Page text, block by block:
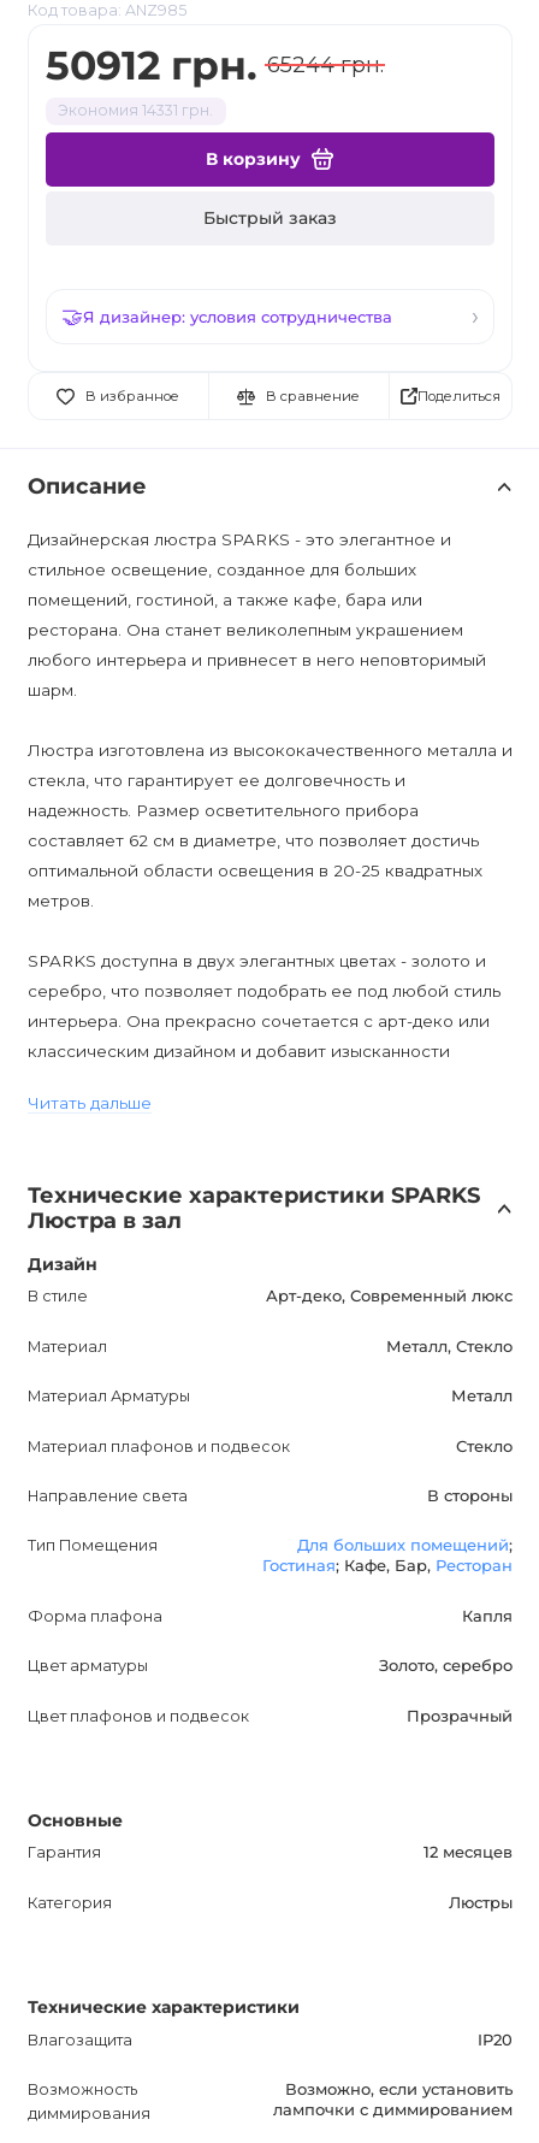
Код товара: ANZ985
50912 грн. 65244 грн.
Экономия 14331 грн.
В корзину
Быстрый заказ
Я дизайнер: условия сотрудничества
В избранное В сравнение Поделиться
Описание
Дизайнерская люстра SPARKS - это элегантное и
стильное освещение, созданное для больших
помещений, гостиной, а также кафе, бара или
ресторана. Она станет великолепным украшением
любого интерьера и привнесет в него неповторимый
шарм.
Люстра изготовлена из высококачественного металла и
стекла, что гарантирует ее долговечность и
надежность. Размер осветительного прибора
составляет 62 см в диаметре, что позволяет достичь
оптимальной области освещения в 20-25 квадратных
метров.
SPARKS доступна в двух элегантных цветах - золото и
серебро, что позволяет подобрать ее под любой стиль
интерьера. Она прекрасно сочетается с арт-деко или
классическим дизайном и добавит изысканности
Благодаря этой функции можно легко регулировать
яркость света и создавать идеальную атмосферу в
помещении.
обеспечивает надежную влагозащиту и подходит для
установку 12 ламп с цоколем G9, которые не включены в
комплект.
Купить люстру SPARKS можно только в интернет-
по всей Украине, гарантию на товар и самые лучшие
ваш интерьер, создаст уникальную атмосферу и
привлекательнее.
Читать дальше
Технические характеристики SPARKS
Люстра в зал
Дизайн
В стиле Арт-деко, Современный люкс
Материал Металл, Стекло
Материал Арматуры Металл
Материал плафонов и подвесок Стекло
Направление света В стороны
Тип Помещения Для больших помещений;
Гостиная; Кафе, Бар, Ресторан
Форма плафона Капля
Цвет арматуры Золото, серебро
Цвет плафонов и подвесок Прозрачный
Основные
Гарантия 12 месяцев
Категория Люстры
Технические характеристики
Влагозащита IP20
Возможность
диммирования
Возможно, если установить
лампочки с диммированием